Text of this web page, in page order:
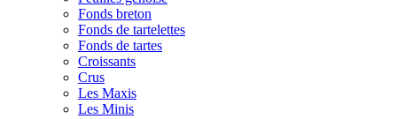
Fonds breton
Fonds de tartelettes
Fonds de tartes
Croissants
Crus
Les Maxis
Les Minis